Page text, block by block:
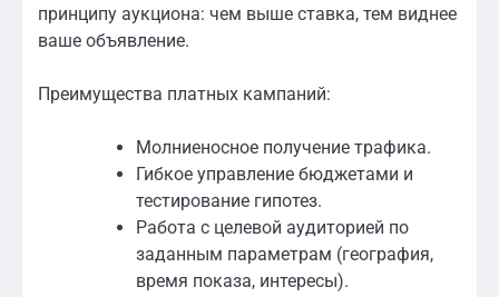
принципу аукциона: чем выше ставка, тем виднее
ваше объявление.
Преимущества платных кампаний:
Молниеносное получение трафика.
Гибкое управление бюджетами и
тестирование гипотез.
Работа с целевой аудиторией по
заданным параметрам (география,
время показа, интересы).